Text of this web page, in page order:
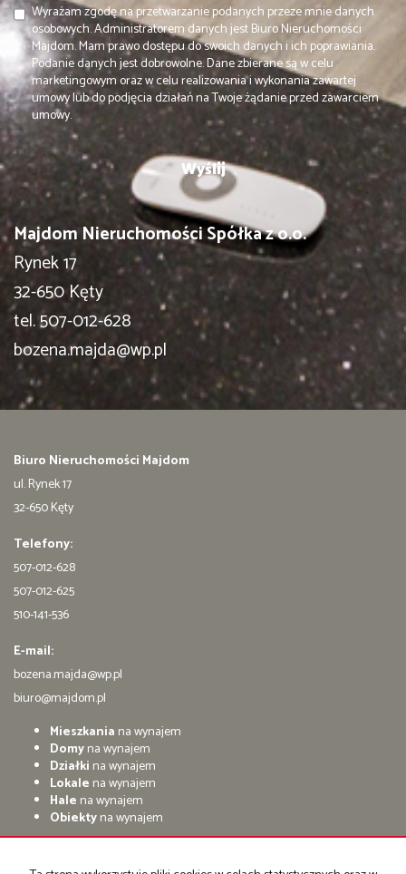
Wyrażam zgodę na przetwarzanie podanych przeze mnie danych
osobowych. Administratorem danych jest Biuro Nieruchomości
Majdom. Mam prawo dostępu do swoich danych i ich poprawiania.
Podanie danych jest dobrowolne. Dane zbierane są w celu
marketingowym oraz w celu realizowania i wykonania zawartej
umowy lub do podjęcia działań na Twoje żądanie przed zawarciem
umowy.
Majdom Nieruchomości Spółka z o.o.
Rynek 17
32-650 Kęty
tel. 507-012-628
bozena.majda@wp.pl
Biuro Nieruchomości Majdom
ul. Rynek 17
32-650 Kęty
Telefony:
507-012-628
507-012-625
510-141-536
E-mail:
bozena.majda@wp.pl
biuro@majdom.pl
Mieszkania na wynajem
Domyna wynajem
Działki na wynajem
Lokale na wynajem
Hale na wynajem
Obiektyna wynajem
Domy
na sprzedaż